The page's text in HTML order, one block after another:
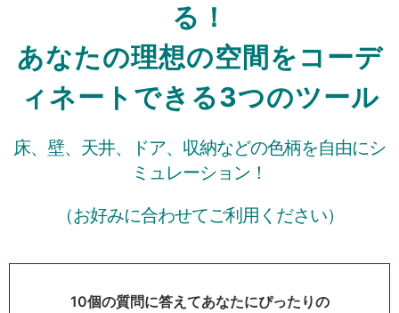
る！
あなたの理想の空間をコーデ
ィネートできる3つのツール
床、壁、天井、ドア、収納などの⾊柄を⾃由にシ
ミュレーション！
（お好みに合わせてご利用ください）
10個の質問に答えてあなたにぴったりの